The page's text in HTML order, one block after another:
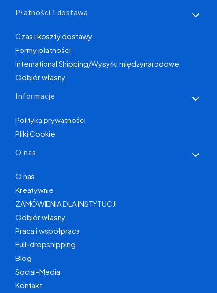
Płatności i dostawa
Czas i koszty dostawy
Formy płatności
International Shipping/Wysyłki międzynarodowe
Odbiór własny
Informacje
Polityka prywatności
Pliki Cookie
O nas
O nas
Kreatywnie
ZAMÓWIENIA DLA INSTYTUCJI
Odbiór własny
Praca i współpraca
Full-dropshipping
Blog
Social-Media
Kontakt